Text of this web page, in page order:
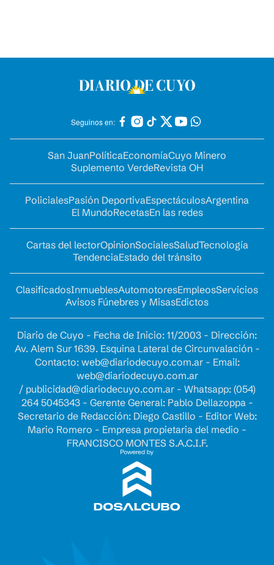
Seguinos en:
San JuanPolíticaEconomíaCuyo Minero
Suplemento VerdeRevista OH
PolicialesPasión DeportivaEspectáculosArgentina
El MundoRecetasEn las redes
Cartas del lectorOpinionSocialesSaludTecnología
TendenciaEstado del tránsito
ClasificadosInmueblesAutomotoresEmpleosServicios
Avisos Fúnebres y MisasEdictos
Diario de Cuyo - Fecha de Inicio: 11/2003 - Dirección:
Av. Alem Sur 1639. Esquina Lateral de Circunvalación -
Contacto: web@diariodecuyo.com.ar- Email:
web@diariodecuyo.com.ar
/ publicidad@diariodecuyo.com.ar- Whatsapp: (054)
264 5045343 - Gerente General: Pablo Dellazoppa -
Secretario de Redacción: Diego Castillo - Editor Web:
Mario Romero - Empresa propietaria del medio -
FRANCISCO MONTES S.A.C.I.F.